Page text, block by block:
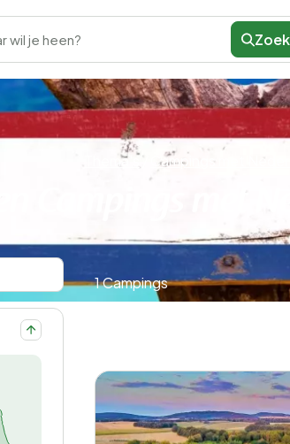
wil je heen?
Thema's/ Campings met
Campings met
1 Campings